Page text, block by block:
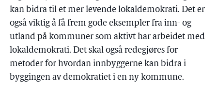
kan bidra til et mer levende lokaldemokrati. Det er
også viktig å få frem gode eksempler fra inn- og
utland på kommuner som aktivt har arbeidet med
lokaldemokrati. Det skal også redegjøres for
metoder for hvordan innbyggerne kan bidra i
byggingen av demokratiet i en ny kommune.